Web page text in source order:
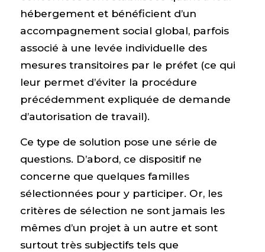
hébergement et bénéficient d’un
accompagnement social global, parfois
associé à une levée individuelle des
mesures transitoires par le préfet (ce qui
leur permet d’éviter la procédure
précédemment expliquée de demande
d’autorisation de travail).
Ce type de solution pose une série de
questions. D’abord, ce dispositif ne
concerne que quelques familles
sélectionnées pour y participer. Or, les
critères de sélection ne sont jamais les
mêmes d’un projet à un autre et sont
surtout très subjectifs tels que